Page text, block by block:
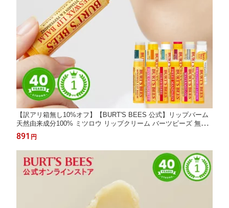
【訳アリ箱無し10%オフ】【BURT'S BEES 公式】リップバーム
天然由来成分100% ミツロウ リップクリーム バーツビーズ 無添
加 蜜蝋 ビーズワックス 蜂蜜 ハチミツ ココナッツオイル 自然由
来 パラベン 合成着色料不使用 BURTS BEES
891 円